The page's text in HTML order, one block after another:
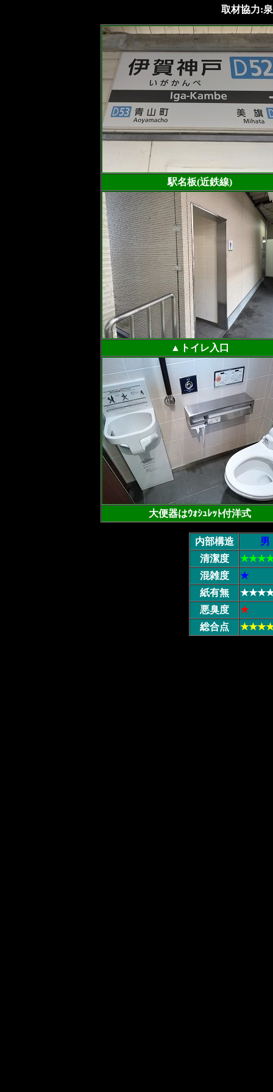
取材協力:
駅名板(近鉄線)
▲トイレ入口
大便器はｳｫｼｭﾚｯﾄ付洋式
内部構造 男
清潔度
混雑度
★
紙有無
悪臭度
★
総合点